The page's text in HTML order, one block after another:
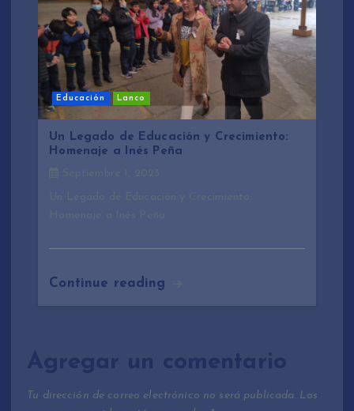
Educación Lanco
Un Legado de Educación y Crecimiento:
Homenaje a Inés Peña
Continue reading
Agregar un comentario
Tu dirección de correo electrónico no será publicada. Los